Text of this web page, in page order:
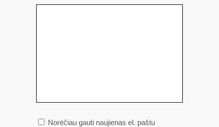
Norėčiau gauti naujienas el. paštu